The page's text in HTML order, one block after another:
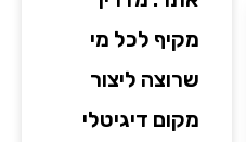
מקיף לכל מי
שרוצה ליצור
מקום דיגיטלי